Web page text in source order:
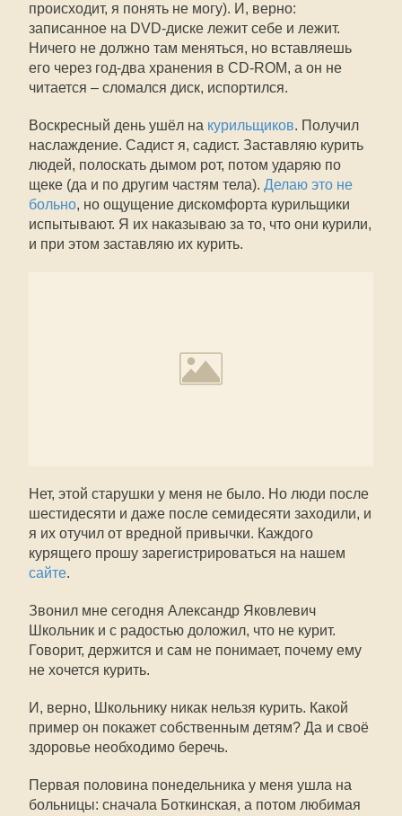
происходит, я понять не могу). И, верно:
записанное на DVD-диске лежит себе и лежит.
Ничего не должно там меняться, но вставляешь
его через год-два хранения в CD-ROM, а он не
читается – сломался диск, испортился.
Воскресный день ушёл на курильщиков. Получил
наслаждение. Садист я, садист. Заставляю курить
людей, полоскать дымом рот, потом ударяю по
щеке (да и по другим частям тела). Делаю это не
больно, но ощущение дискомфорта курильщики
испытывают. Я их наказываю за то, что они курили,
и при этом заставляю их курить.
Нет, этой старушки у меня не было. Но люди после
шестидесяти и даже после семидесяти заходили, и
я их отучил от вредной привычки. Каждого
курящего прошу зарегистрироваться на нашем
сайте.
Звонил мне сегодня Александр Яковлевич
Школьник и с радостью доложил, что не курит.
Говорит, держится и сам не понимает, почему ему
не хочется курить.
И, верно, Школьнику никак нельзя курить. Какой
пример он покажет собственным детям? Да и своё
здоровье необходимо беречь.
Первая половина понедельника у меня ушла на
больницы: сначала Боткинская, а потом любимая